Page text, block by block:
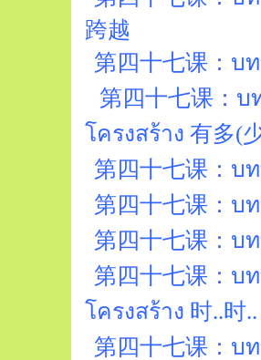
跨越
第四十七课：บ
第四十七课：บ
โครงสร้าง 有多(
第四十七课：บ
第四十七课：บ
第四十七课：บ
第四十七课：บ
โครงสร้าง 时..时..
第四十七课：บ